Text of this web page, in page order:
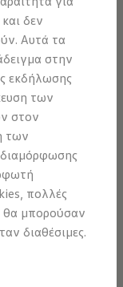
δεν
Αυτά τα
στην
εκδήλωσης
των
στον
των
πολλές
θα μπορούσαν
διαθέσιμες.
ηλεκτροκίνηση
κατά την